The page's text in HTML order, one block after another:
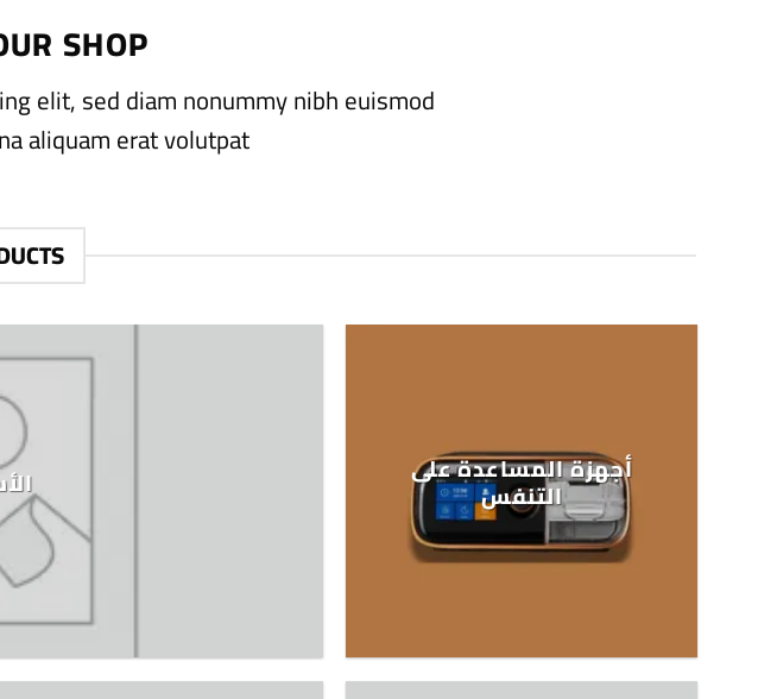
SHOP
elit, sed diam nonummy nibh euismod
aliquam erat volutpat.
أجهزة المساعدة على
التنفس